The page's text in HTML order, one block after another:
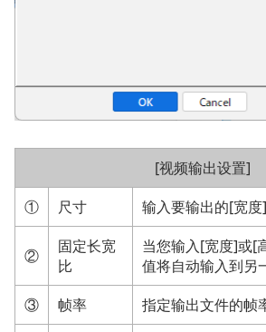
[视频输出设置]
①
尺寸 输入要输出的[宽度]
②
固定长宽
比
当您输入[宽度]或[
值将自动输入到另
③
帧率 指定输出文件的帧